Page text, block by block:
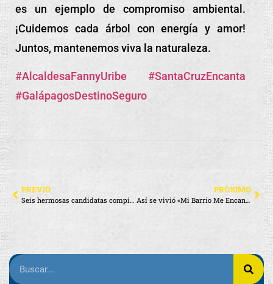
es un ejemplo de compromiso ambiental.
¡Cuidemos cada árbol con energía y amor!
Juntos, mantenemos viva la naturaleza.
#AlcaldesaFannyUribe
#SantaCruzEncanta
#GalápagosDestinoSeguro
PREVIO
Seis hermosas candidatas compiten por la corona del IX Festival de la Langosta Sostenible Galápagos 2024
PRÓXIMO
Así se vivió «Mi Barrio Me Encanta» en El Mirador